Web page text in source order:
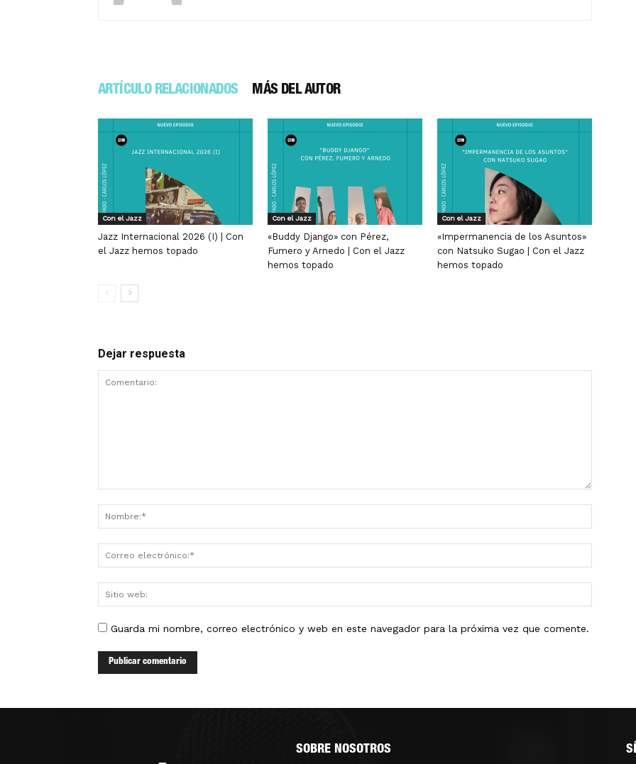
ARTÍCULO RELACIONADOS MÁS DEL AUTOR
Con el Jazz
Jazz Internacional 2026 (I) | Con
el Jazz hemos topado
Con el Jazz
«Buddy Django» con Pérez,
Fumero y Arnedo | Con el Jazz
hemos topado
Con el Jazz
«Impermanencia de los Asuntos»
con Natsuko Sugao | Con el Jazz
hemos topado
Dejar respuesta
Guarda mi nombre, correo electrónico y web en este navegador para la próxima vez que comente.
SOBRE NOSOTROS